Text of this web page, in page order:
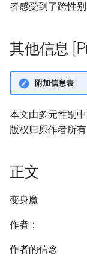
者感受到了跨性
其他信息
附加信息表
本文由多元性别
版权归原作者所有
正文
变身魔
作者：
作者的信念